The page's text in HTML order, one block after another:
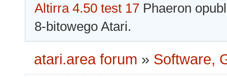
Altirra 4.50 test 17 Phaeron
8-bitowego Atari.
atari.area forum » Software,